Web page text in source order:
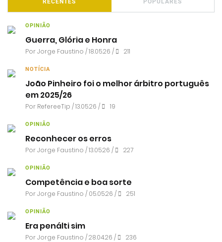
RECENTES POPULARES
OPINIÃO
Guerra, Glória e Honra
PorJorge Faustino / 18.05.26 / 211
NOTÍCIA
João Pinheiro foi o melhor árbitro português
em 2025/26
Por RefereeTip / 13.05.26 / 19
OPINIÃO
Reconhecer os erros
PorJorge Faustino / 13.05.26 / 227
OPINIÃO
Competência e boa sorte
PorJorge Faustino / 05.05.26 / 251
OPINIÃO
Era penálti sim
PorJorge Faustino / 28.04.26 / 236